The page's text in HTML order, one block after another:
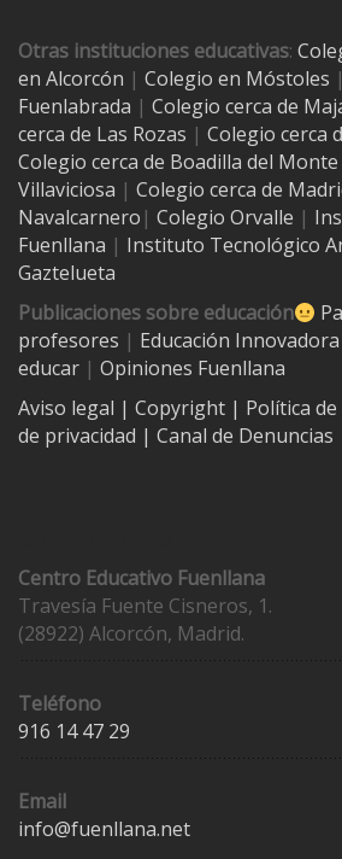
Otras instituciones educativas:
en Alcorcón | Colegio en Móstoles |
Fuenlabrada | Colegio cerca de
cerca de Las Rozas | Colegio cerca
Colegio cerca de Boadilla del Monte
Villaviciosa | Colegio cerca de
Navalcarnero | Colegio Orvalle |
Fuenllana | Instituto Tecnológico
Gaztelueta
Publicaciones sobre educación
profesores | Educación Innovadora
educar | Opiniones Fuenllana
Aviso legal | Copyright | Política
de privacidad | Canal de Denuncias
Centro Educativo Fuenllana
Travesía Fuente Cisneros, 1.
(28922) Alcorcón, Madrid.
Teléfono
916 14 47 29
Email
info@fuenllana.net